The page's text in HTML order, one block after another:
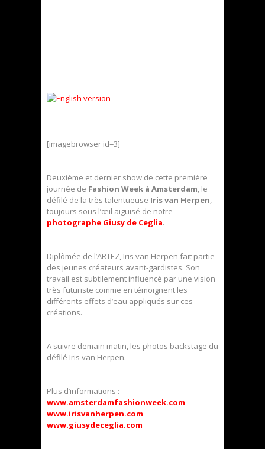
[imagebrowser id=3]
Deuxième et dernier show de cette première
journée de Fashion Week à Amsterdam, le
défilé de la très talentueuse Iris van Herpen,
toujours sous l’œil aiguisé de notre
photographe Giusy de Ceglia.
Diplômée de l’ARTEZ, Iris van Herpen fait partie
des jeunes créateurs avant-gardistes. Son
travail est subtilement influencé par une vision
très futuriste comme en témoignent les
différents effets d’eau appliqués sur ces
créations.
A suivre demain matin, les photos backstage du
défilé Iris van Herpen.
Plus d’informations :
www.amsterdamfashionweek.com
www.irisvanherpen.com
www.giusydeceglia.com